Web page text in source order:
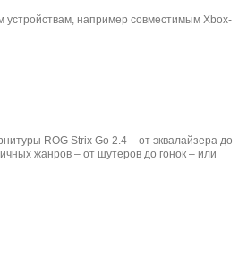
устройствам, например совместимым Xbox-
ROG Strix Go 2.4 – от эквалайзера до
жанров – от шутеров до гонок – или